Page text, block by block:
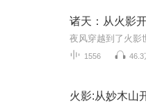
诸天：从火影
1556 46.3
火影:从妙木山